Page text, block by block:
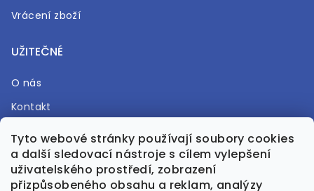
Tyto webové stránky používají soubory cookies
a další sledovací nástroje s cílem vylepšení
uživatelského prostředí, zobrazení
přizpůsobeného obsahu a reklam, analýzy
Vrácení zboží
UŽITEČNÉ
O nás
Kontakt
Časté otázky
Prodejna